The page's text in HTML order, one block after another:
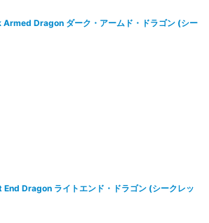
Dragon ダーク・アームド・ドラゴン (シー
Dragon ライトエンド・ドラゴン (シークレッ